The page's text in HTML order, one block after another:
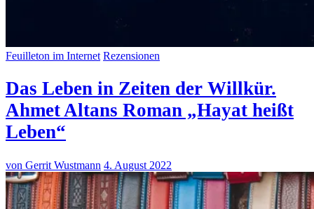
Feuilleton im Internet Rezensionen
Das Leben in Zeiten der Willkür.
Ahmet Altans Roman „Hayat heißt
Leben“
von Gerrit Wustmann 4. August 2022